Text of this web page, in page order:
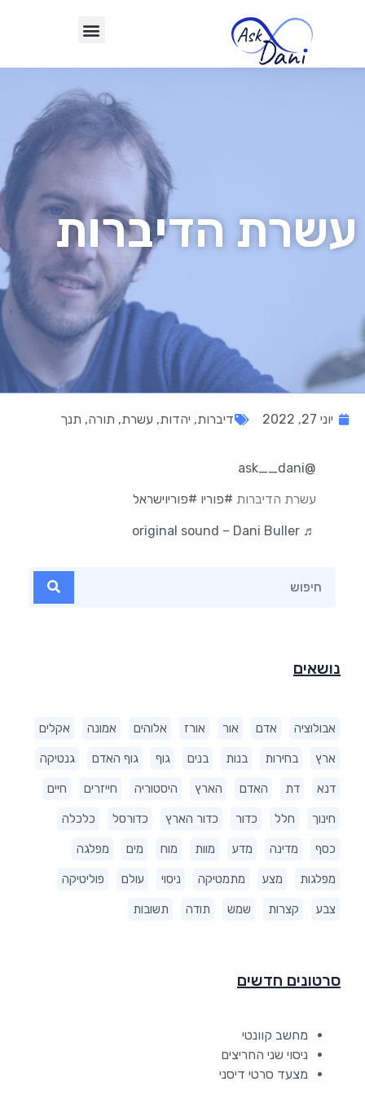
עשרת הדיברות
נושאים
אבולוציה אדם אור אורז אלוהים אמונה אקלים
ארץ בחירות בנות בנים גוף גוף האדם גנטיקה
דנא דת האדם הארץ היסטוריה חייזרים חיים
חינוך חלל כדור כדור הארץ כדורסל כלכלה
כסף מדינה מדע מוות מוח מים מפלגה
מפלגות מצע מתמטיקה ניסוי עולם פוליטיקה
צבע קצרות שמש תודה תשובות
סרטונים חדשים
מחשב קוונטי
ניסוי שני החריצים
מצעד סרטי דיסני
יוני 27, 2022 דיברות, יהדות, עשרת, תורה, תנך
@ask__dani
עשרת הדיברות #פוריו #פוריוישראל
♬ original sound – Dani Buller